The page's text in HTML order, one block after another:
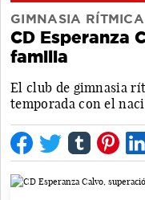
GIMNASIA RÍTMICA
CD Esperanza
familia
El club de gimnasia
temporada con el